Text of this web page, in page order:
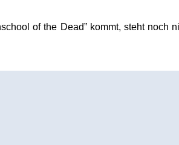
of the Dead” kommt, steht